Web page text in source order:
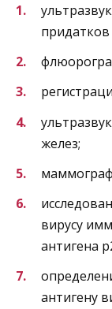
придатков
желез;
вирусу
антигена
антигену